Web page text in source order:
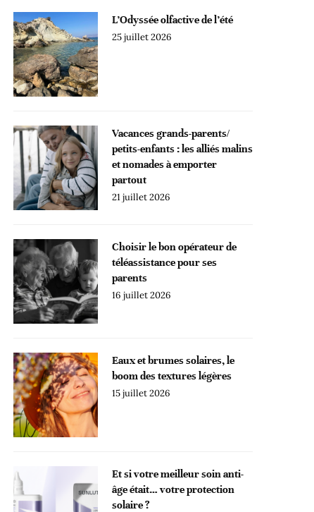
L’Odyssée olfactive de l’été
25 juillet 2026
Vacances grands-parents/
petits-enfants : les alliés malins
et nomades à emporter
partout
21 juillet 2026
Choisir le bon opérateur de
téléassistance pour ses
parents
16 juillet 2026
Eaux et brumes solaires, le
boom des textures légères
15 juillet 2026
Et si votre meilleur soin anti-
âge était… votre protection
solaire ?